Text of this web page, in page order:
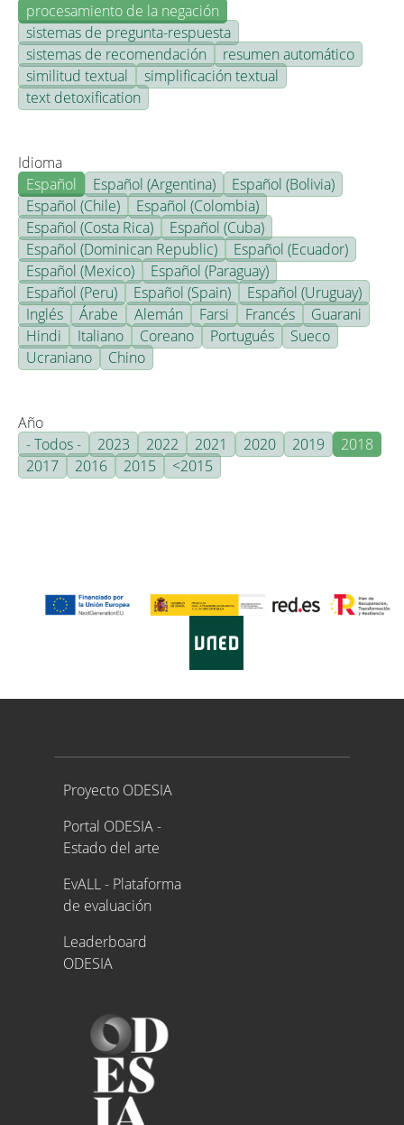
procesamiento de la negación
sistemas de pregunta-respuesta
sistemas de recomendación
resumen automático
similitud textual
simplificación textual
text detoxification
Idioma
Español
Español (Argentina)
Español (Bolivia)
Español (Chile)
Español (Colombia)
Español (Costa Rica)
Español (Cuba)
Español (Dominican Republic)
Español (Ecuador)
Español (Mexico)
Español (Paraguay)
Español (Peru)
Español (Spain)
Español (Uruguay)
Inglés
Árabe Alemán Farsi Francés
Guarani
Hindi
Italiano Coreano Portugués
Sueco
Ucraniano
Chino
Año
- Todos -
2023 2022 2021 2020 2019
2018
2017
2016 2015 <2015
Proyecto ODESIA
Proyecto ODESIA
Portal ODESIA -
Estado del arte
EvALL - Plataforma
de evaluación
Leaderboard
ODESIA